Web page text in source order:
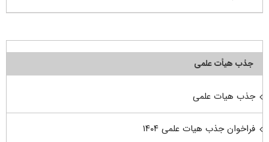
جذب هیأت علمی
جذب هیات علمی
فراخوان جذب هیات علمی ۱۴۰۴